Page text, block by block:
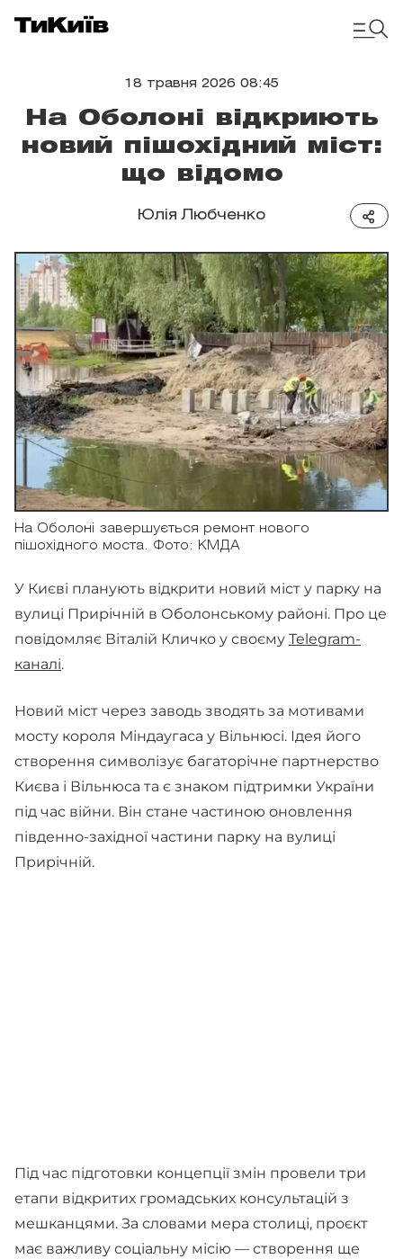
18 травня 2026 08:45
На Оболоні відкриють
новий пішохідний міст:
що відомо
Юлія Любченко
На Оболоні завершується ремонт нового
пішохідного моста. Фото: КМДА
У Києві планують відкрити новий міст у парку на
вулиці Прирічній в Оболонському районі. Про це
повідомляє Віталій Кличко у своєму Telegram-
каналі.
Новий міст через заводь зводять за мотивами
мосту короля Міндаугаса у Вільнюсі. Ідея його
створення символізує багаторічне партнерство
Києва і Вільнюса та є знаком підтримки України
під час війни. Він стане частиною оновлення
південно-західної частини парку на вулиці
Прирічній.
Під час підготовки концепції змін провели три
етапи відкритих громадських консультацій з
мешканцями. За словами мера столиці, проєкт
має важливу соціальну місію — створення ще